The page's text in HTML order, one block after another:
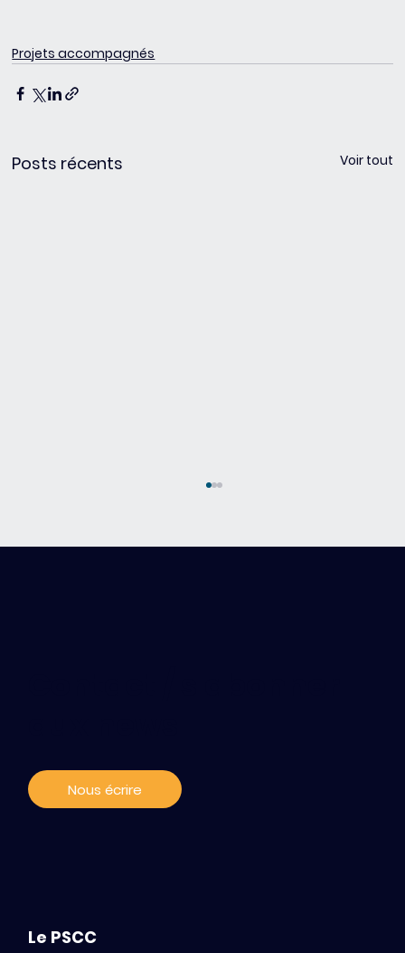
Projets accompagnés
Posts récents Voir tout
Nous écrire
Le PSCC